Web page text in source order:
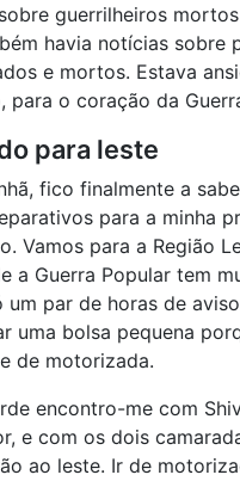
guerrilheiros
havia notícias sobre
e mortos. Estava
para o coração da
para leste
fico finalmente a
para a minha
Vamos para a Região
a Guerra Popular tem
um par de horas de
uma bolsa pequena
de motorizada.
encontro-me com
e com os dois
ao leste. Ir de